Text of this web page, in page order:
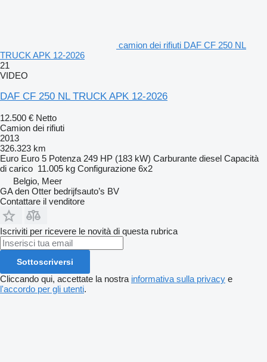
camion dei rifiuti DAF CF 250 NL
TRUCK APK 12-2026
21
VIDEO
DAF CF 250 NL TRUCK APK 12-2026
12.500 € Netto
Camion dei rifiuti
2013
326.323 km
Euro Euro 5 Potenza 249 HP (183 kW) Carburante diesel Capacità
di carico 11.005 kg Configurazione 6x2
Belgio, Meer
GA den Otter bedrijfsauto’s BV
Contattare il venditore
Iscriviti per ricevere le novità di questa rubrica
Sottoscriversi
Cliccando qui, accettate la nostra informativa sulla privacy e
l'accordo per gli utenti.